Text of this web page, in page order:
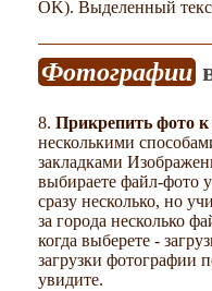
OK). Выделенный
Фотографии
8.Прикрепить фото к
несколькими
закладками
выбираете файл-фото
сразу несколько, но
за города несколько
когда выберете -
загрузки фотографии
увидите.